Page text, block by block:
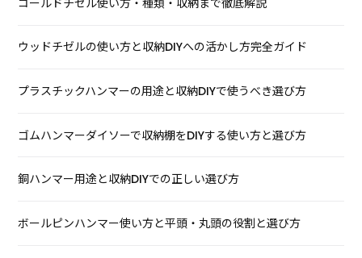
ウッドチゼルの使い方と収納DIYへの活かし方完全ガイド
プラスチックハンマーの用途と収納DIYで使うべき選び方
ゴムハンマーダイソーで収納棚をDIYする使い方と選び方
銅ハンマー用途と収納DIYでの正しい選び方
ボールピンハンマー使い方と平頭・丸頭の役割と選び方